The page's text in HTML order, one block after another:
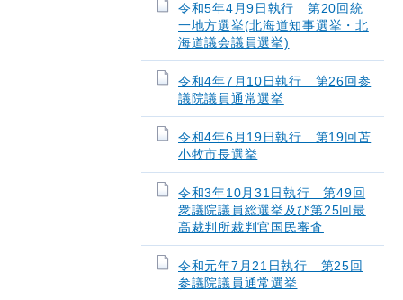
令和5年4月9日執行 第20回統
一地方選挙(北海道知事選挙・北
海道議会議員選挙)
令和4年7月10日執行 第26回参
議院議員通常選挙
令和4年6月19日執行 第19回苫
小牧市長選挙
令和3年10月31日執行 第49回
衆議院議員総選挙及び第25回最
高裁判所裁判官国民審査
令和元年7月21日執行 第25回
参議院議員通常選挙